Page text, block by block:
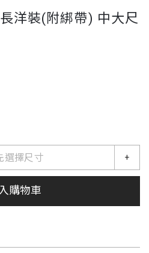
洋裝(附綁帶) 中大尺
選擇尺寸 +
購物車